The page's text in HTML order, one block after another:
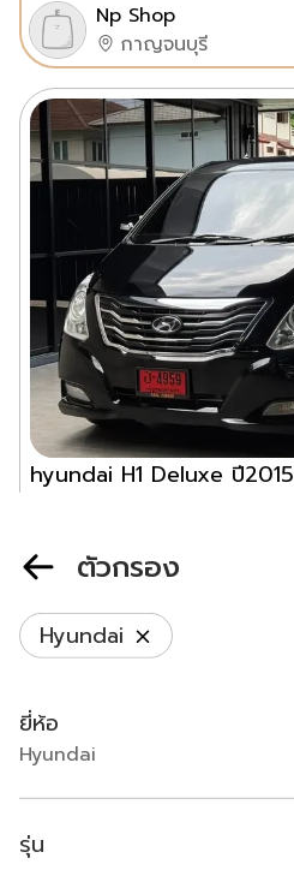
Np Shop
กาญจนบุรี
hyundai H1 Deluxe ปี2015
฿ 445,000ผ่อนเริ่มต้น ฿
Real Garage
กรุงเทพมหานคร
ตัวกรอง
Hyundai
ยี่ห้อ
Hyundai
รุ่น